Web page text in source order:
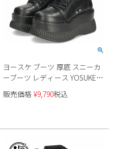
木 金
土
6 7
20 21
22
27 28
ヨースケ ブーツ 厚底 スニーカ
ーブーツ レディース YOSUKE
4460084 ショートブーツ レース
アップ 黒 チャンキーソール ブ
販売価格 ¥9,790税込